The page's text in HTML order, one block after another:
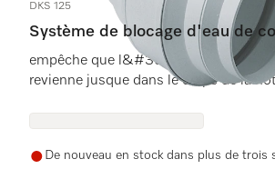
DKS 125
Système de blocage d'eau de
empêche que l&#39;eau de
revienne jusque dans le corps de la
De nouveau en stock dans plus de trois